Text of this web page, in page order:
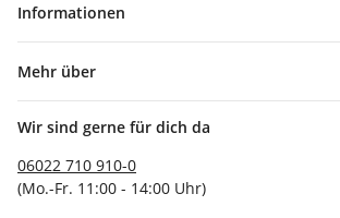
Informationen
Mehr über
Wir sind gerne für dich da
06022 710 910-0
(Mo.-Fr. 11:00 - 14:00 Uhr)